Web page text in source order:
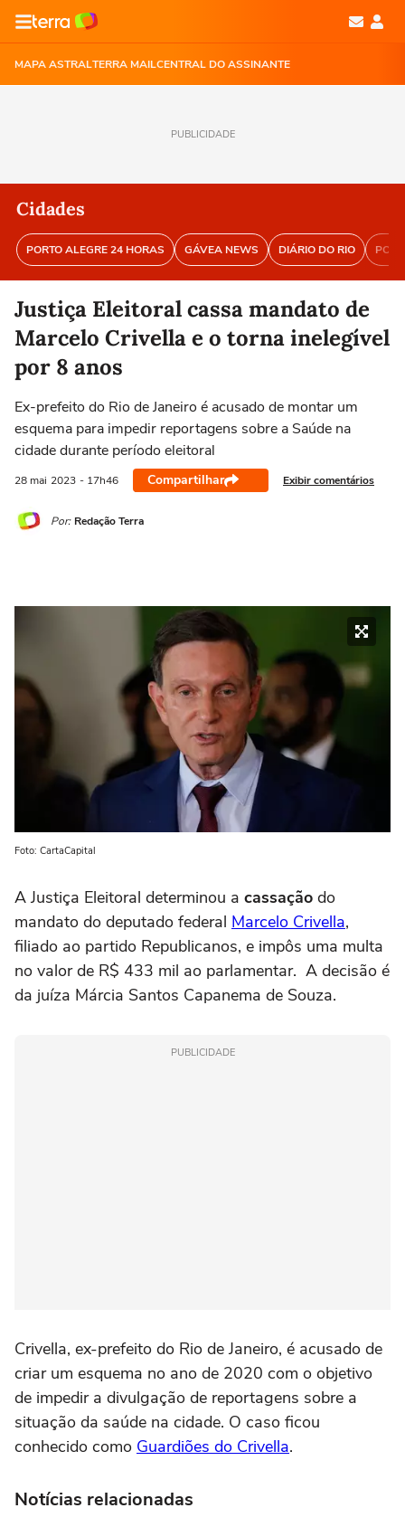
MAPA ASTRALTERRA MAILCENTRAL DO ASSINANTE
PUBLICIDADE
Cidades
PORTO ALEGRE 24 HORAS GÁVEA NEWS DIÁRIO DO RIO
Justiça Eleitoral cassa mandato de
Marcelo Crivella e o torna inelegível
por 8 anos
Ex-prefeito do Rio de Janeiro é acusado de montar um
esquema para impedir reportagens sobre a Saúde na
cidade durante período eleitoral
28 mai 2023 - 17h46 Compartilhar Exibir comentários
Por: Redação Terra
Foto: CartaCapital
A Justiça Eleitoral determinou a cassação do
mandato do deputado federal Marcelo Crivella,
filiado ao partido Republicanos, e impôs uma multa
no valor de R$ 433 mil ao parlamentar. A decisão é
da juíza Márcia Santos Capanema de Souza.
PUBLICIDADE
Crivella, ex-prefeito do Rio de Janeiro, é acusado de
criar um esquema no ano de 2020 com o objetivo
de impedir a divulgação de reportagens sobre a
situação da saúde na cidade. O caso ficou
conhecido como Guardiões do Crivella.
Notícias relacionadas